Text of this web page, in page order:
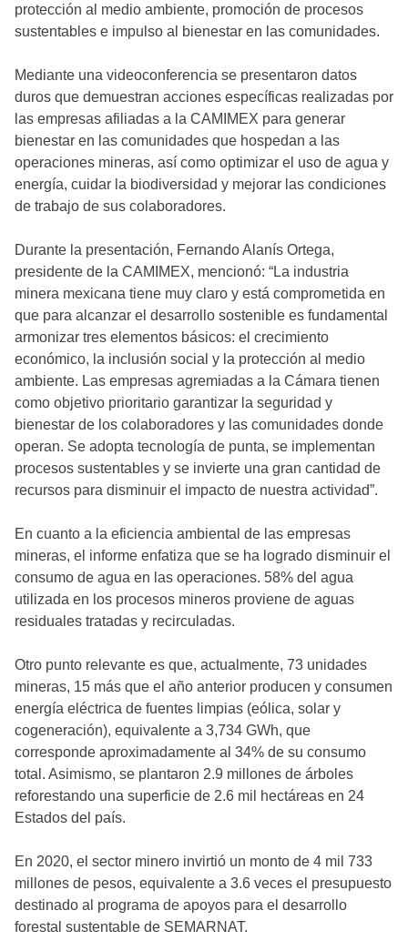
protección al medio ambiente, promoción de procesos
sustentables e impulso al bienestar en las comunidades.
Mediante una videoconferencia se presentaron datos
duros que demuestran acciones específicas realizadas por
las empresas afiliadas a la CAMIMEX para generar
bienestar en las comunidades que hospedan a las
operaciones mineras, así como optimizar el uso de agua y
energía, cuidar la biodiversidad y mejorar las condiciones
de trabajo de sus colaboradores.
Durante la presentación, Fernando Alanís Ortega,
presidente de la CAMIMEX, mencionó: “La industria
minera mexicana tiene muy claro y está comprometida en
que para alcanzar el desarrollo sostenible es fundamental
armonizar tres elementos básicos: el crecimiento
económico, la inclusión social y la protección al medio
ambiente. Las empresas agremiadas a la Cámara tienen
como objetivo prioritario garantizar la seguridad y
bienestar de los colaboradores y las comunidades donde
operan. Se adopta tecnología de punta, se implementan
procesos sustentables y se invierte una gran cantidad de
recursos para disminuir el impacto de nuestra actividad”.
En cuanto a la eficiencia ambiental de las empresas
mineras, el informe enfatiza que se ha logrado disminuir el
consumo de agua en las operaciones. 58% del agua
utilizada en los procesos mineros proviene de aguas
residuales tratadas y recirculadas.
Otro punto relevante es que, actualmente, 73 unidades
mineras, 15 más que el año anterior producen y consumen
energía eléctrica de fuentes limpias (eólica, solar y
cogeneración), equivalente a 3,734 GWh, que
corresponde aproximadamente al 34% de su consumo
total. Asimismo, se plantaron 2.9 millones de árboles
reforestando una superficie de 2.6 mil hectáreas en 24
Estados del país.
En 2020, el sector minero invirtió un monto de 4 mil 733
millones de pesos, equivalente a 3.6 veces el presupuesto
destinado al programa de apoyos para el desarrollo
forestal sustentable de SEMARNAT.